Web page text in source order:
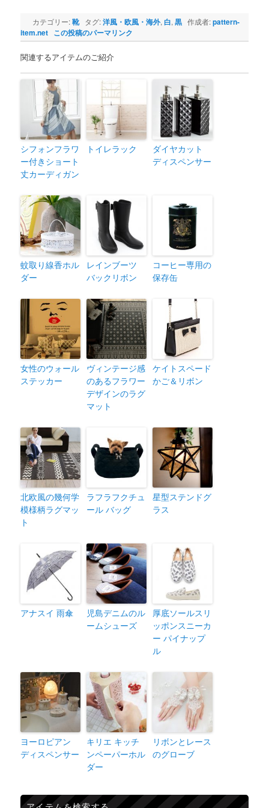
カテゴリー:靴タグ:洋風・欧風・海外, 白,黒 作成者:pattern-
item.net この投稿のパーマリンク
関連するアイテムのご紹介
シフォンフラワ
ー付きショート
丈カーディガン
トイレラック
ダイヤカット
ディスペンサー
蚊取り線香ホル
ダー
レインブーツ
バックリボン
コーヒー専用の
保存缶
女性のウォール
ステッカー
ヴィンテージ感
のあるフラワー
デザインのラグ
マット
ケイトスペード
かご＆リボン
北欧風の幾何学
模様柄ラグマッ
ト
ラフラフクチュ
ール バッグ
星型ステンドグ
ラス
アナスイ 雨傘
児島デニムのル
ームシューズ
厚底ソールスリ
ッポンスニーカ
ー パイナップ
ル
ヨーロピアン
ディスペンサー
キリエ キッチ
ンペーパーホル
ダー
リボンとレース
のグローブ